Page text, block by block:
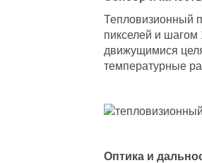
Тепловизионный
пикселей и шагом
движущимися
температурные
Оптика и